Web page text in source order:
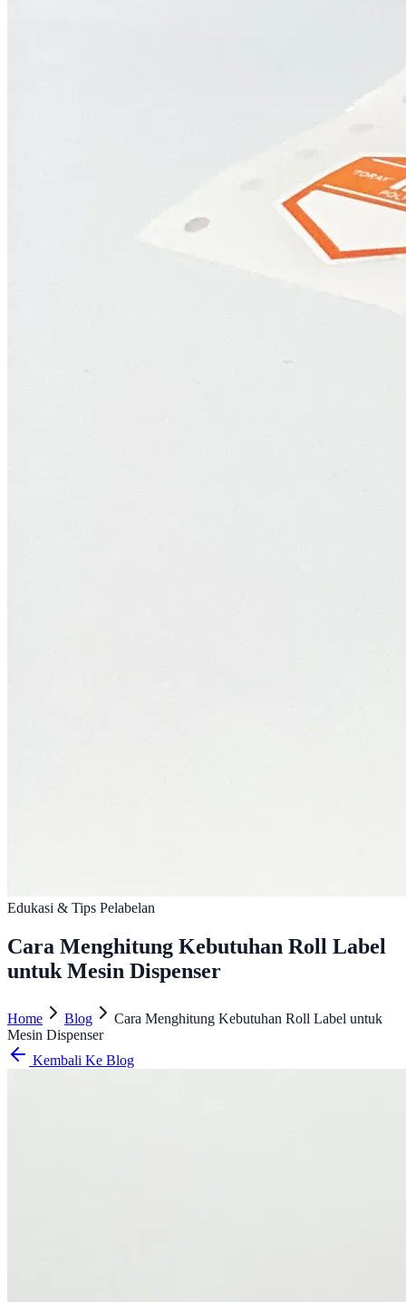
Edukasi & Tips Pelabelan
Cara Menghitung Kebutuhan Roll Label
untuk Mesin Dispenser
Home Blog
Cara Menghitung Kebutuhan Roll Label untuk
Mesin Dispenser
Kembali Ke Blog